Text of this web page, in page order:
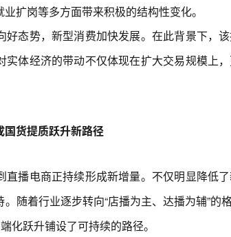
扩岗等多方面带来积极的结构性变化。
态势，新型消费加快发展。在此背景下，
实体经济的带动不仅体现在扩大交易规模上
货提质跃升新路径
播电商正持续形成新增量。不仅明显降低
随着行业逐步转向“店播为主、达播为辅”
化跃升铺设了可持续的路径。